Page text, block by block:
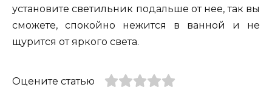
установите светильник подальше от нее, так вы
сможете, спокойно нежится в ванной и не
щурится от яркого света.
Оцените статью